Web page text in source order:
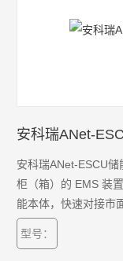
安科瑞ANet-
安科瑞ANet-ESCU
柜（箱）的 EMS 装
能本体，快速对接市
（PCS）、电量计量
集、存储。其具备监
型号：